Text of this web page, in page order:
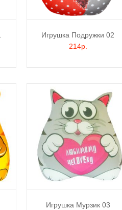
Игрушка Подружки 02
214р.
Игрушка Мурзик 03